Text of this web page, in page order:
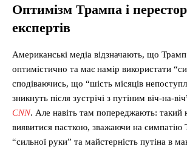
Оптимізм Трампа і
експертів
Американські медіа відзначають, що
оптимістично та має намір використати
сподіваючись, що “шість місяців
зникнуть після зустрічі з путіним віч-на-
CNN. Але навіть там попереджають: такий
виявитися пасткою, зважаючи на симпатію
“сильної руки” та майстерність путіна в